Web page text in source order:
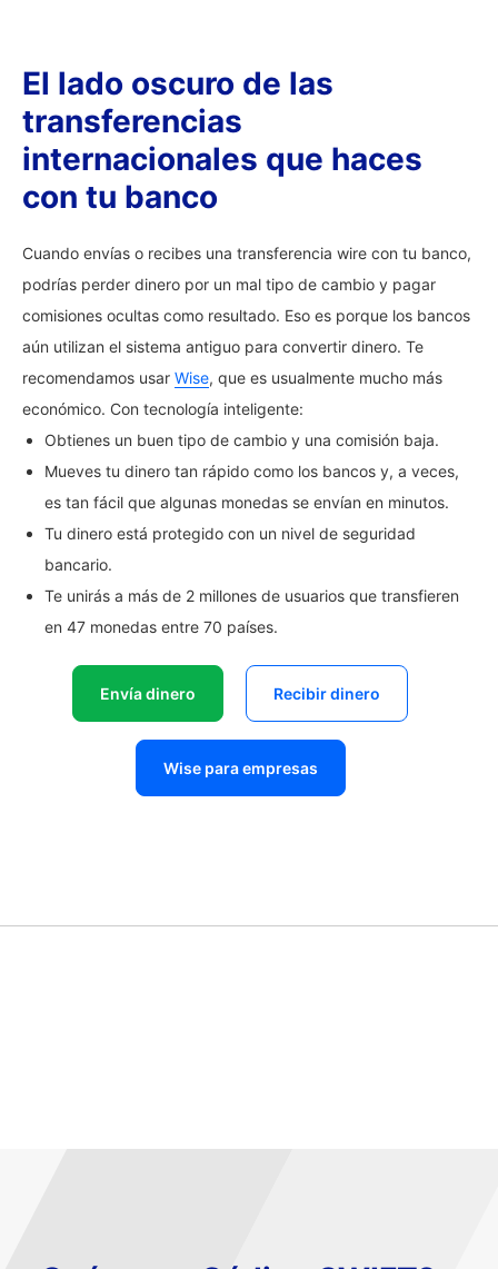
El lado oscuro de las
transferencias
internacionales que haces
con tu banco
Cuando envías o recibes una transferencia wire con tu banco,
podrías perder dinero por un mal tipo de cambio y pagar
comisiones ocultas como resultado. Eso es porque los bancos
aún utilizan el sistema antiguo para convertir dinero. Te
recomendamos usar Wise, que es usualmente mucho más
económico. Con tecnología inteligente:
Obtienes un buen tipo de cambio y una comisión baja.
Mueves tu dinero tan rápido como los bancos y, a veces,
es tan fácil que algunas monedas se envían en minutos.
Tu dinero está protegido con un nivel de seguridad
bancario.
Te unirás a más de 2 millones de usuarios que transfieren
en 47 monedas entre 70 países.
Envía dinero Recibir dinero
Wise para empresas